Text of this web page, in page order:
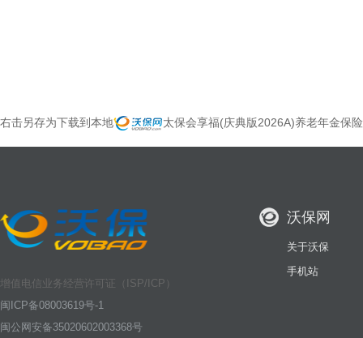
右击另存为下载到本地 太保会享福(庆典版2026A)养老年金保
增值电信业务经营许可证（ISP/ICP）
闽ICP备08003619号-1
闽公网安备35020602003368号
沃保网
关于沃保
手机站